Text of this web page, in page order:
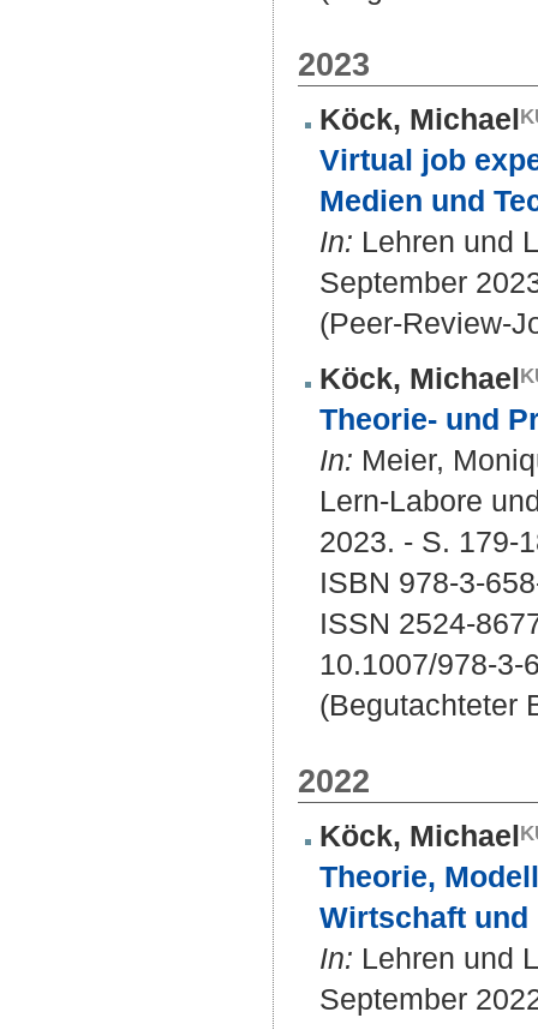
2023
Köck, Michael
Virtual job
Medien und
In: Lehren und
September
(Peer-Review-
Köck, Michael
Theorie- und
In: Meier,
Lern-Labore
2023. - S. 179-
ISBN 978-3-
ISSN 2524-
10.1007/978-3-
(Begutachteter
2022
Köck, Michael
Theorie,
Wirtschaft und
In: Lehren und
September